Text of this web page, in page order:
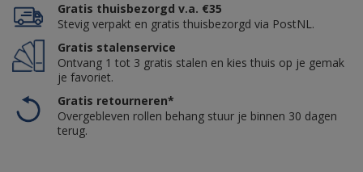
Gratis thuisbezorgd v.a. €35
Stevig verpakt en gratis thuisbezorgd via PostNL.
Gratis stalenservice
Ontvang 1 tot 3 gratis stalen en kies thuis op je gemak
je favoriet.
Gratis retourneren*
Overgebleven rollen behang stuur je binnen 30 dagen
terug.